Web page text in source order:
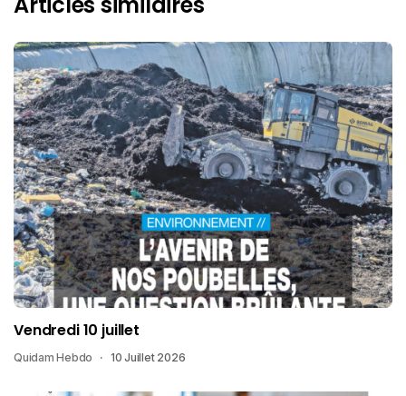
Vendredi 10 juillet
Quidam Hebdo 10 Juillet 2026